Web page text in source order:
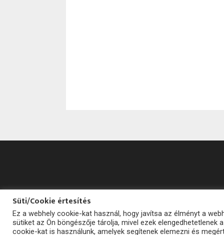
Süti/Cookie értesítés
Ez a webhely cookie-kat használ, hogy javítsa az élményt a
sütiket az Ön böngészője tárolja, mivel ezek
cookie-kat is használunk, amelyek segítenek elemezni és